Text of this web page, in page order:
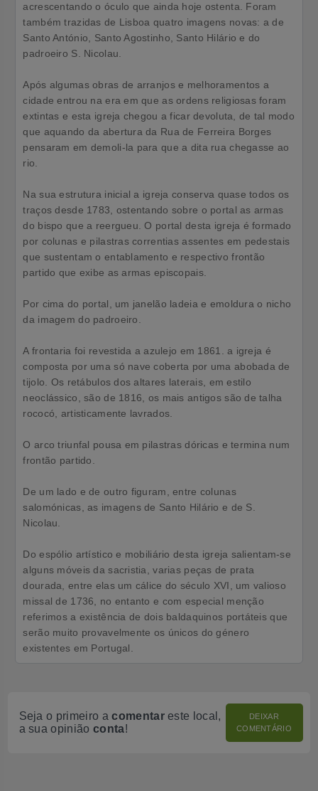
acrescentando o óculo que ainda hoje ostenta. Foram
também trazidas de Lisboa quatro imagens novas: a de
Santo António, Santo Agostinho, Santo Hilário e do
padroeiro S. Nicolau.
Após algumas obras de arranjos e melhoramentos a
cidade entrou na era em que as ordens religiosas foram
extintas e esta igreja chegou a ficar devoluta, de tal modo
que aquando da abertura da Rua de Ferreira Borges
pensaram em demoli-la para que a dita rua chegasse ao
rio.
Na sua estrutura inicial a igreja conserva quase todos os
traços desde 1783, ostentando sobre o portal as armas
do bispo que a reergueu. O portal desta igreja é formado
por colunas e pilastras correntias assentes em pedestais
que sustentam o entablamento e respectivo frontão
partido que exibe as armas episcopais.
Por cima do portal, um janelão ladeia e emoldura o nicho
da imagem do padroeiro.
A frontaria foi revestida a azulejo em 1861. a igreja é
composta por uma só nave coberta por uma abobada de
tijolo. Os retábulos dos altares laterais, em estilo
neoclássico, são de 1816, os mais antigos são de talha
rococó, artisticamente lavrados.
O arco triunfal pousa em pilastras dóricas e termina num
frontão partido.
De um lado e de outro figuram, entre colunas
salomónicas, as imagens de Santo Hilário e de S.
Nicolau.
Do espólio artístico e mobiliário desta igreja salientam-se
alguns móveis da sacristia, varias peças de prata
dourada, entre elas um cálice do século XVI, um valioso
missal de 1736, no entanto e com especial menção
referimos a existência de dois baldaquinos portáteis que
serão muito provavelmente os únicos do género
existentes em Portugal.
Seja o primeiro acomentareste local,
a sua opinião conta!
DEIXAR
COMENTÁRIO